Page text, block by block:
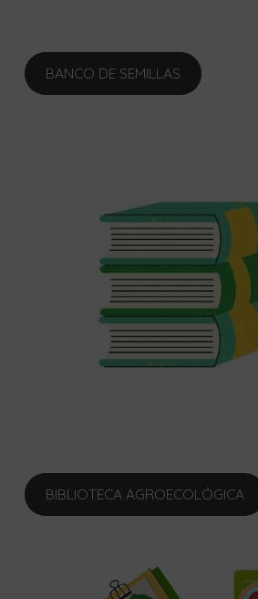
BANCO DE SEMILLAS
BIBLIOTECA AGROECOLÓGICA